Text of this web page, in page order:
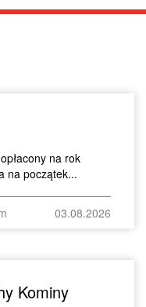
na rok
na początek...
03.08.2026
Kominy